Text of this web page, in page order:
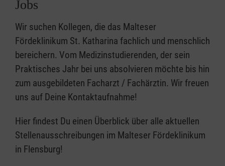
Jobs
Wir suchen Kollegen, die das Malteser
Fördeklinikum St. Katharina fachlich und menschlich
bereichern. Vom Medizinstudierenden, der sein
Praktisches Jahr bei uns absolvieren möchte bis hin
zum ausgebildeten Facharzt / Fachärztin. Wir freuen
uns auf Deine Kontaktaufnahme!
Hier findest Du einen Überblick über alle aktuellen
Stellenausschreibungen im Malteser Fördeklinikum
in Flensburg!